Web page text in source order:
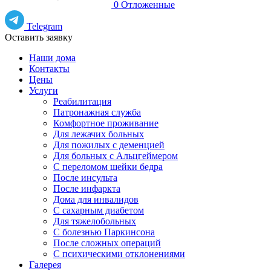
0 Отложенные
Telegram
Оставить заявку
Наши дома
Контакты
Цены
Услуги
Реабилитация
Патронажная служба
Комфортное проживание
Для лежачих больных
Для пожилых с деменцией
Для больных с Альцгеймером
С переломом шейки бедра
После инсульта
После инфаркта
Дома для инвалидов
С сахарным диабетом
Для тяжелобольных
С болезнью Паркинсона
После сложных операций
С психическими отклонениями
Галерея